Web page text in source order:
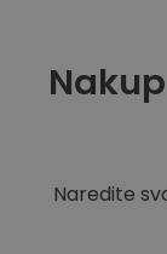
Naredite